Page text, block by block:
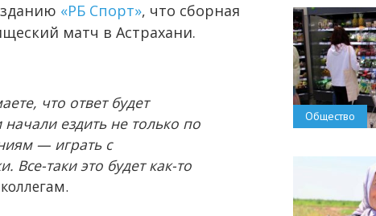
«РБ Спорт», что сборная
матч в Астрахани.
что ответ будет
ездить не только по
— играть с
таки это будет как-то
Общество